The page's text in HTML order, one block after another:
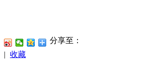
分享至：
| 收藏